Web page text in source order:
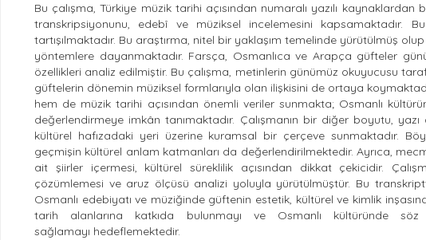
Bu çalışma, Türkiye müzik tarihi açısından numaralı yazılı
transkripsiyonunu, edebî ve müziksel incelemesini kapsamaktadır.
tartışılmaktadır. Bu araştırma, nitel bir yaklaşım temelinde yürütülmüş
yöntemlere dayanmaktadır. Farsça, Osmanlıca ve Arapça güfteler
özellikleri analiz edilmiştir. Bu çalışma, metinlerin günümüz okuyucusu
güftelerin dönemin müziksel formlarıyla olan ilişkisini de ortaya
hem de müzik tarihi açısından önemli veriler sunmakta; Osmanlı
değerlendirmeye imkân tanımaktadır. Çalışmanın bir diğer boyutu,
kültürel hafızadaki yeri üzerine kuramsal bir çerçeve sunmaktadır.
geçmişin kültürel anlam katmanları da değerlendirilmektedir. Ayrıca,
ait şiirler içermesi, kültürel süreklilik açısından dikkat çekicidir.
çözümlemesi ve aruz ölçüsü analizi yoluyla yürütülmüştür. Bu
Osmanlı edebiyatı ve müziğinde güftenin estetik, kültürel ve kimlik
tarih alanlarına katkıda bulunmayı ve Osmanlı kültüründe
sağlamayı hedeflemektedir.